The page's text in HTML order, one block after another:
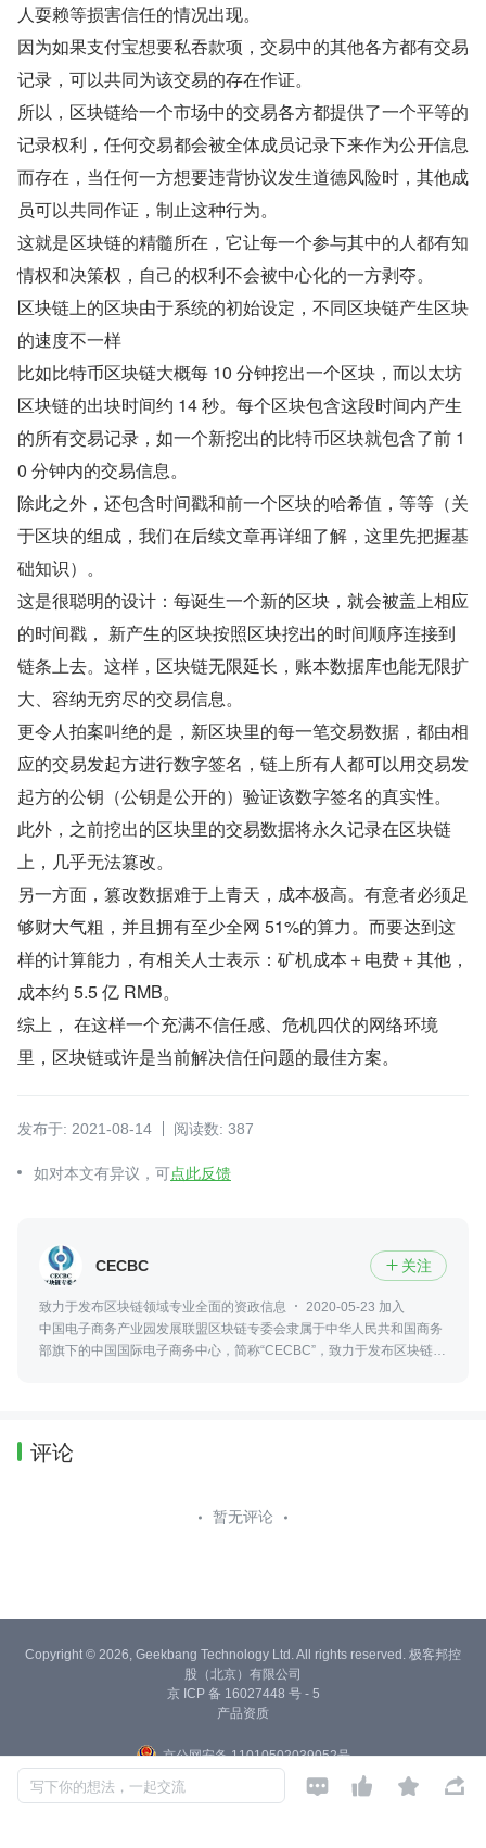
人耍赖等损害信任的情况出现。
因为如果支付宝想要私吞款项，交易中的其他各方都有交易
记录，可以共同为该交易的存在作证。
所以，区块链给一个市场中的交易各方都提供了一个平等的
记录权利，任何交易都会被全体成员记录下来作为公开信息
而存在，当任何一方想要违背协议发生道德风险时，其他成
员可以共同作证，制止这种行为。
这就是区块链的精髓所在，它让每一个参与其中的人都有知
情权和决策权，自己的权利不会被中心化的一方剥夺。
区块链上的区块由于系统的初始设定，不同区块链产生区块
的速度不一样
比如比特币区块链大概每 10 分钟挖出一个区块，而以太坊
区块链的出块时间约 14 秒。每个区块包含这段时间内产生
的所有交易记录，如一个新挖出的比特币区块就包含了前 1
0 分钟内的交易信息。
除此之外，还包含时间戳和前一个区块的哈希值，等等（关
于区块的组成，我们在后续文章再详细了解，这里先把握基
础知识）。
这是很聪明的设计：每诞生一个新的区块，就会被盖上相应
的时间戳， 新产生的区块按照区块挖出的时间顺序连接到
链条上去。这样，区块链无限延长，账本数据库也能无限扩
大、容纳无穷尽的交易信息。
更令人拍案叫绝的是，新区块里的每一笔交易数据，都由相
应的交易发起方进行数字签名，链上所有人都可以用交易发
起方的公钥（公钥是公开的）验证该数字签名的真实性。
此外，之前挖出的区块里的交易数据将永久记录在区块链
上，几乎无法篡改。
另一方面，篡改数据难于上青天，成本极高。有意者必须足
够财大气粗，并且拥有至少全网 51%的算力。而要达到这
样的计算能力，有相关人士表示：矿机成本＋电费＋其他，
成本约 5.5 亿 RMB。
综上， 在这样一个充满不信任感、危机四伏的网络环境
里，区块链或许是当前解决信任问题的最佳方案。
发布于: 2021-08-14 阅读数: 387
如对本文有异议，可点此反馈
CECBC  关注
致力于发布区块链领域专业全面的资政信息
2020-05-23 加入
中国电子商务产业园发展联盟区块链专委会隶属于中华人民共和国商务
部旗下的中国国际电子商务中心，简称“CECBC”，致力于发布区块链领
评论
暂无评论
写下你的想法，一起交流    
Copyright © 2026, Geekbang Technology Ltd. All rights reserved. 极客邦控
股（北京）有限公司
京 ICP 备 16027448 号 - 5
产品资质
京公网安备 11010502039052号